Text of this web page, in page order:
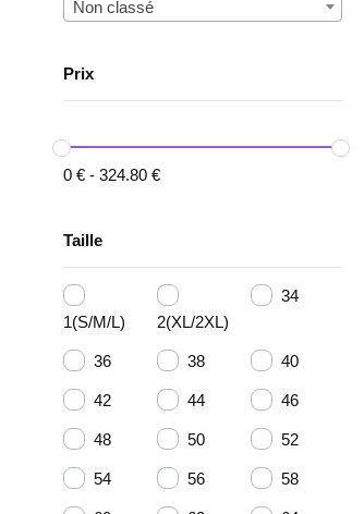
Non classé
Prix
0 € - 324.80 €
Taille
1(S/M/L) 2(XL/2XL)
34
36 38 40
42 44 46
48 50 52
54 56 58